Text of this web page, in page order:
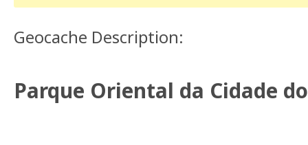
Geocache Description:
Parque Oriental da Cidade